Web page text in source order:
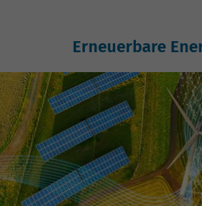
Erneuerbare